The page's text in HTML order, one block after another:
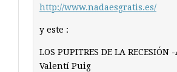
http://www.nadaesgratis.es/
y este :
LOS PUPITRES DE LA
Valentí Puig